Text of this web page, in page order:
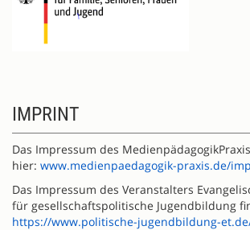
IMPRINT
Das Impressum des
hier: www.medienpaedagogik-praxis.de/
Das Impressum des Veranstalters
für gesellschaftspolitische Jugendbildung
https://www.politische-jugendbildung-